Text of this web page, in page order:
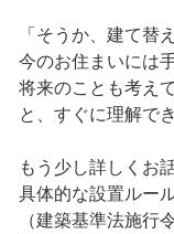
「そうか、建て替
今のお住まいには
将来のことも考え
と、すぐに理解で
もう少し詳しくお
具体的な設置ルー
（建築基準法施行